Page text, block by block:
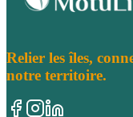
Relier les îles,
notre territoire.